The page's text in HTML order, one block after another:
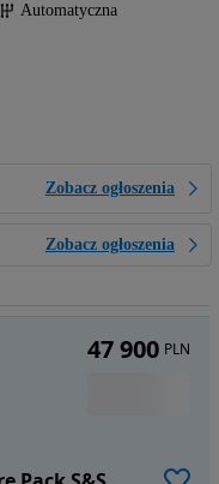
Automatyczna
Zobacz ogłoszenia
Zobacz ogłoszenia
47 900 PLN